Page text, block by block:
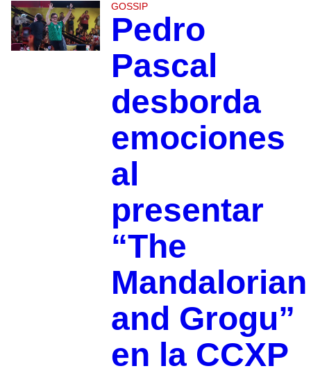
GOSSIP
Pedro
Pascal
desborda
emociones
al
presentar
“The
Mandalorian
and Grogu”
en la CCXP